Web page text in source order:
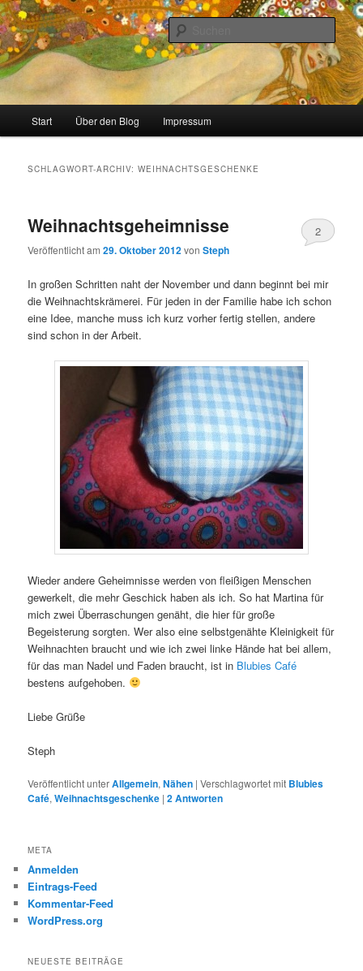
Zum
primären
Inhalt
springen
Zum
sekundären
Inhalt
springenmeinzigartig
Stricken, Nähen und alles was man selber machen kann
Start Über den Blog Impressum
SCHLAGWORT-ARCHIV:WEIHNACHTSGESCHENKE
Weihnachtsgeheimnisse
Veröffentlicht am29. Oktober 2012vonSteph
2
In großen Schritten naht der November und dann beginnt bei mir
die Weihnachtskrämerei. Für jeden in der Familie habe ich schon
eine Idee, manche muss ich kurz vorher fertig stellen, andere
sind schon in der Arbeit.
Wieder andere Geheimnisse werden von fleißigen Menschen
gewerkelt, die mehr Geschick haben als ich. So hat Martina für
mich zwei Überraschungen genäht, die hier für große
Begeisterung sorgten. Wer also eine selbstgenähte Kleinigkeit für
Weihnachten braucht und wie ich zwei linke Hände hat bei allem,
für das man Nadel und Faden braucht, ist in Blubies Café
bestens aufgehoben.
Liebe Grüße
Steph
Veröffentlicht unterAllgemein,Nähen |Verschlagwortet mit Blubies
Café,Weihnachtsgeschenke |2Antworten
META
Anmelden
Eintrags-Feed
Kommentar-Feed
WordPress.org
NEUESTE BEITRÄGE